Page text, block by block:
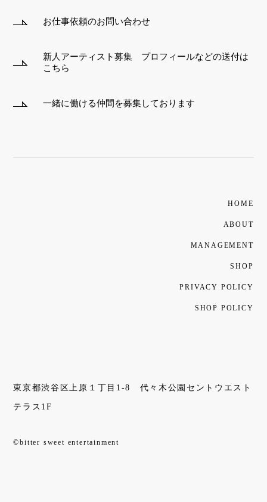
お仕事依頼のお問い合わせ
新人アーティスト募集 プロフィールなどの送付は
こちら
一緒に働ける仲間を募集しております
HOME
ABOUT
MANAGEMENT
SHOP
PRIVACY POLICY
SHOP POLICY
東京都渋谷区上原１丁目1-8 代々木公園セントウエスト
テラス1F
©bitter sweet entertainment